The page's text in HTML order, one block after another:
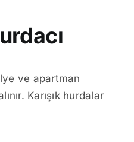
ve apartman
Karışık hurdalar